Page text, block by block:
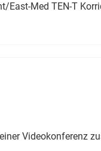
Med TEN-T
Videokonferenz